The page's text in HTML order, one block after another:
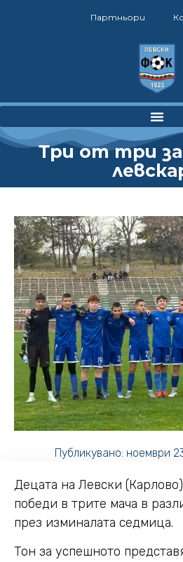
Партньори
Три от три
Публикувано: ноември
Децата на Левски
победи в трите мача в
през изминалата седмица.
Тон за успешното